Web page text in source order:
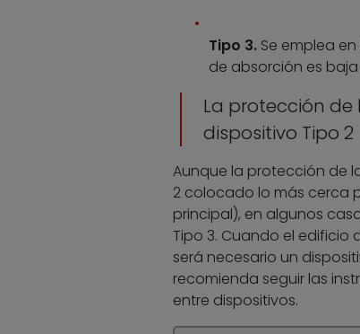
Tipo 3.Se emplea en
de absorción es
La protección
dispositivo Tipo 2
Aunque la protección de
2 colocado lo más cerca
principal), en algunos
Tipo 3. Cuando el edificio
será necesario un
recomienda seguir las
entre dispositivos.